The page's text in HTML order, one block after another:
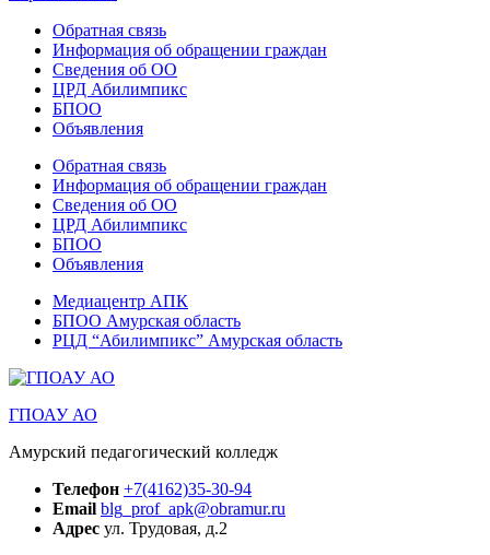
Обратная связь
Информация об обращении граждан
Сведения об ОО
ЦРД Абилимпикс
БПОО
Объявления
Обратная связь
Информация об обращении граждан
Сведения об ОО
ЦРД Абилимпикс
БПОО
Объявления
Медиацентр АПК
БПОО Амурская область
РЦД “Абилимпикс” Амурская область
ГПОАУ АО
Амурский педагогический колледж
Телефон +7(4162)35-30-94
Email blg_prof_apk@obramur.ru
Адрес ул. Трудовая, д.2